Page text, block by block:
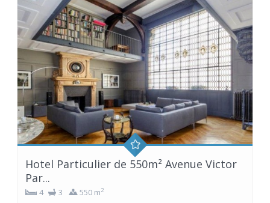
Hotel Particulier de 550m² Avenue Victor
Par...
4 3 550 m2